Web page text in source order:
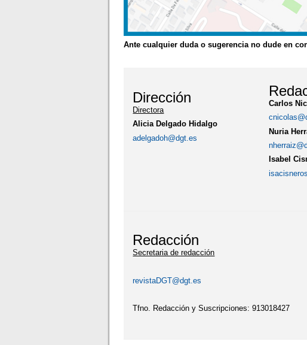
Ante cualquier duda o sugerencia no dude en
Dirección
Directora
Alicia Delgado Hidalgo
adelgadoh@dgt.es
Carlos
Nuria
Isabel
Redacción
Secretaria de redacción
revistaDGT@dgt.es
Tfno. Redacción y Suscripciones: 913018427